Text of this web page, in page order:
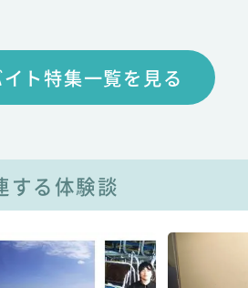
ト特集一覧を見る
する体験談